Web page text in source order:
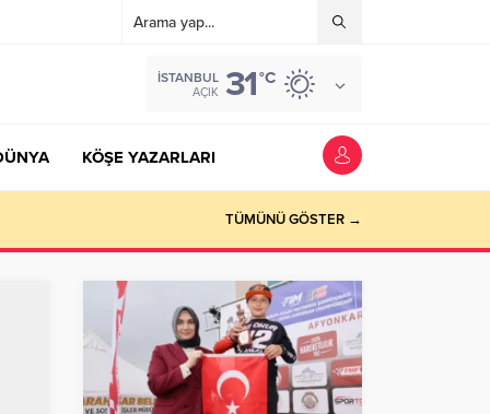
İSTANBUL
AÇIK 31°C
KÖŞE YAZARLARI
TÜMÜNÜ GÖSTER →